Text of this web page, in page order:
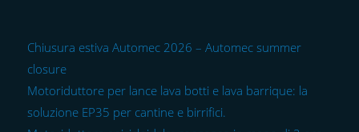
Chiusura estiva Automec 2026 – Automec summer
closure
Motoriduttore per lance lava botti e lava barrique: la
soluzione EP35 per cantine e birrifici.